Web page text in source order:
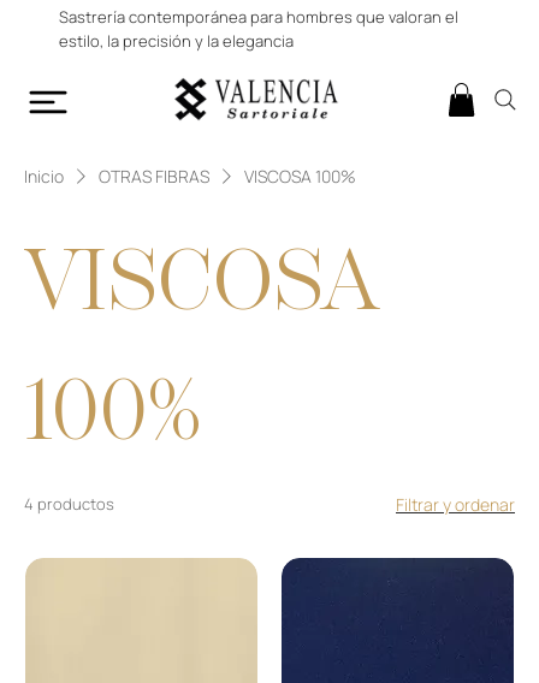
Sastrería contemporánea para hombres que valoran el
estilo, la precisión y la elegancia
Inicio OTRAS FIBRAS VISCOSA 100%
VISCOSA
100%
4 productos Filtrar y ordenar